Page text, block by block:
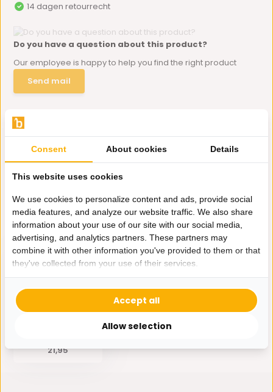
14 dagen retourrecht
Do you have a question about this product?
Our employee is happy to help you find the right product
Send mail
Productomschrijving
Specificaties
Delen
Eerder bekeken door jou
Kunststof schalen
21,95
Consent About cookies Details
This website uses cookies
We use cookies to personalize content and ads, provide social
media features, and analyze our website traffic. We also share
information about your use of our site with our social media,
advertising, and analytics partners. These partners may
combine it with other information you've provided to them or that
they've collected from your use of their services.
Allow selection
Accept all